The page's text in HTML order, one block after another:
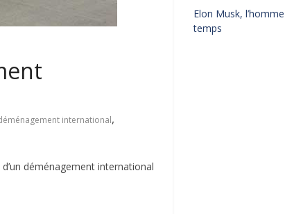
international,
déménagement international
Elon Musk,
temps